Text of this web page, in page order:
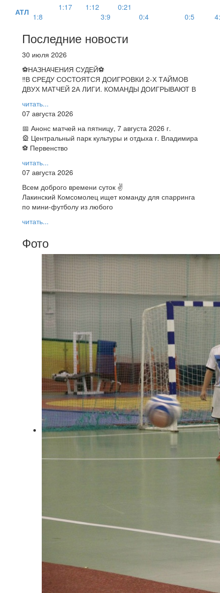
АТЛ 1:8
1:17
1:12
3:9
0:21
0:4
0:5
Последние новости
30 июля 2026
⚽НАЗНАЧЕНИЯ СУДЕЙ⚽
‼В СРЕДУ СОСТОЯТСЯ ДОИГРОВКИ 2-Х ТАЙМОВ
ДВУХ МАТЧЕЙ 2А ЛИГИ. КОМАНДЫ ДОИГРЫВАЮТ В
читать...
07 августа 2026
📅 Анонс матчей на пятницу, 7 августа 2026 г.
🎡 Центральный парк культуры и отдыха г. Владимира
⚽ Первенство
читать...
07 августа 2026
Всем доброго времени суток ✌
Лакинский Комсомолец ищет команду для спарринга
по мини-футболу из любого
читать...
Фото